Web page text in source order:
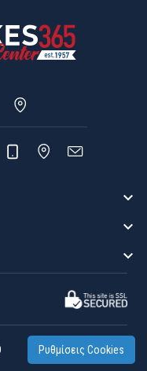



Ρυθμίσεις Cookies